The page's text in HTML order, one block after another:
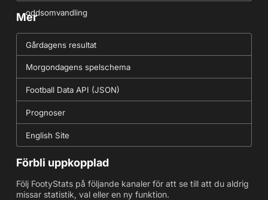
oddsomvandling
Mer
Gårdagens resultat
Morgondagens spelschema
Football Data API (JSON)
Prognoser
English Site
Förbli uppkopplad
Följ FootyStats på följande kanaler för att se till att du aldrig
missar statistik, val eller en ny funktion.